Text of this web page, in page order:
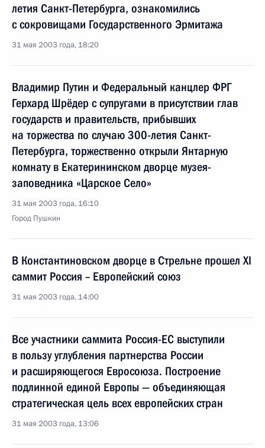
летия Санкт-Петербурга, ознакомились
с сокровищами Государственного Эрмитажа
31 мая 2003 года, 18:20
Владимир Путин и Федеральный канцлер ФРГ
Герхард Шрёдер с супругами в присутствии глав
государств и правительств, прибывших
на торжества по случаю 300-летия Санкт-
Петербурга, торжественно открыли Янтарную
комнату в Екатерининском дворце музея-
заповедника «Царское Село»
31 мая 2003 года, 16:10
Город Пушкин
В Константиновском дворце в Стрельне прошел XI
саммит Россия – Европейский союз
31 мая 2003 года, 14:00
Все участники саммита Россия-ЕС выступили
в пользу углубления партнерства России
и расширяющегося Евросоюза. Построение
подлинной единой Европы — объединяющая
стратегическая цель всех европейских стран
31 мая 2003 года, 13:06